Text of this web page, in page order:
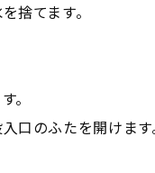
捨てます。
。
口のふたを開けます